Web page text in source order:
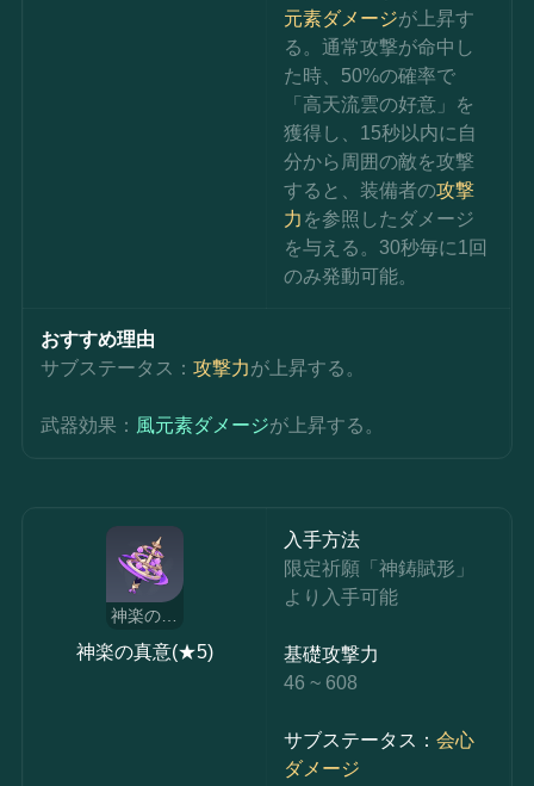
元素ダメージが上昇す
る。通常攻撃が命中し
た時、50%の確率で
「高天流雲の好意」を
獲得し、15秒以内に自
分から周囲の敵を攻撃
すると、装備者の攻撃
力 を参照したダメージ
を与える。30秒毎に1回
のみ発動可能。
おすすめ理由
サブステータス：攻撃力が上昇する。
武器効果： 風元素ダメージが上昇する。
神楽の真意
神楽の真意(★5)
入手方法
限定祈願「神鋳賦形」
より入手可能
基礎攻撃力
46 ~ 608
サブステータス：会心
ダメージ